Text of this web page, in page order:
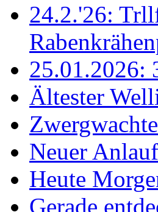
24.2.'26:
25.01.2026:
Ältester
Neuer
Heute
Gerade